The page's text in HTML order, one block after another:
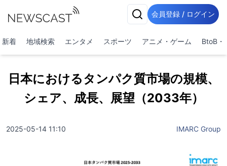
会員登録 / ログイン
新着 地域検索 エンタメ スポーツ アニメ・ゲーム BtoB・
日本におけるタンパク質市場の規模、
シェア、成長、展望（2033年）
2025-05-14 11:10 IMARC Group